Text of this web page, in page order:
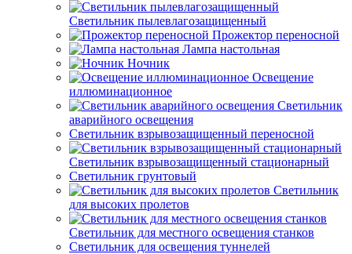
Светильник пылевлагозащищенный
Прожектор переносной
Лампа настольная
Ночник
Освещение
иллюминационное
Светильник
аварийного освещения
Светильник взрывозащищенный переносной
Светильник взрывозащищенный стационарный
Светильник грунтовый
Светильник
для высоких пролетов
Светильник для местного освещения станков
Светильник для освещения туннелей